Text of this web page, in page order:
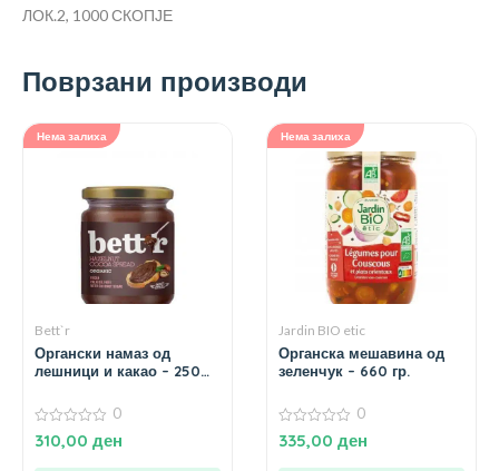
ЛОК.2, 1000 СКОПЈЕ
Поврзани производи
Нема залиха
Bett`r
Органски намаз од
лешници и какао – 250
0
од
0
310,00 ден
Нема залиха
Jardin BIO etic
Органска мешавина од
зеленчук – 660 гр.
0
од
0
335,00 ден